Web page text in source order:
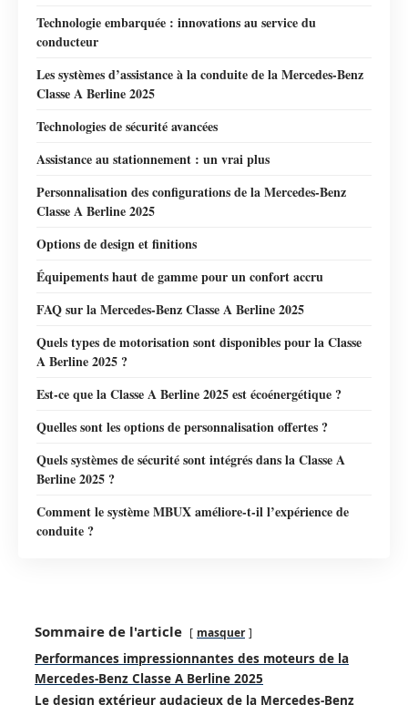
Technologie embarquée : innovations au service du
conducteur
Les systèmes d’assistance à la conduite de la Mercedes-Benz
Classe A Berline 2025
Technologies de sécurité avancées
Assistance au stationnement : un vrai plus
Personnalisation des configurations de la Mercedes-Benz
Classe A Berline 2025
Options de design et finitions
Équipements haut de gamme pour un confort accru
FAQ sur la Mercedes-Benz Classe A Berline 2025
Quels types de motorisation sont disponibles pour la Classe
A Berline 2025 ?
Est-ce que la Classe A Berline 2025 est écoénergétique ?
Quelles sont les options de personnalisation offertes ?
Quels systèmes de sécurité sont intégrés dans la Classe A
Berline 2025 ?
Comment le système MBUX améliore-t-il l’expérience de
conduite ?
Sommaire de l'article masquer
Performances impressionnantes des moteurs de la
Mercedes-Benz Classe A Berline 2025
Le design extérieur audacieux de la Mercedes-Benz